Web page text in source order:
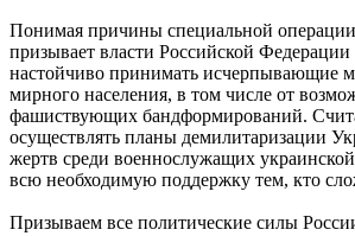
Понимая причины специальной
призывает власти Российской Федерации
настойчиво принимать исчерпывающие
мирного населения, в том числе от
фашиствующих бандформирований.
осуществлять планы демилитаризации
жертв среди военнослужащих
всю необходимую поддержку тем, кто
Призываем все политические силы